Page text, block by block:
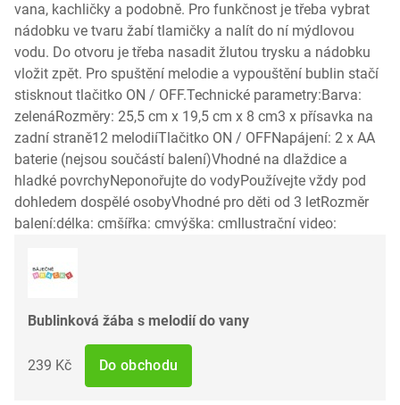
vana, kachličky a podobně. Pro funkčnost je třeba vybrat
nádobku ve tvaru žabí tlamičky a nalít do ní mýdlovou
vodu. Do otvoru je třeba nasadit žlutou trysku a nádobku
vložit zpět. Pro spuštění melodie a vypouštění bublin stačí
stisknout tlačitko ON / OFF.Technické parametry:Barva:
zelenáRozměry: 25,5 cm x 19,5 cm x 8 cm3 x přísavka na
zadní straně12 melodiíTlačitko ON / OFFNapájení: 2 x AA
baterie (nejsou součástí balení)Vhodné na dlaždice a
hladké povrchyNeponořujte do vodyPoužívejte vždy pod
dohledem dospělé osobyVhodné pro děti od 3 letRozměr
balení:délka: cmšířka: cmvýška: cmIlustrační video:
Bublinková žába s melodií do vany
239 Kč Do obchodu